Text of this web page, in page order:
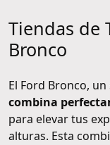
Tiendas de
Bronco
El Ford Bronco,
combina
para elevar tus
alturas. Esta